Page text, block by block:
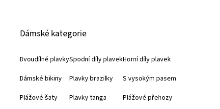
Dámské kategorie
Dvoudílné plavky
Dámské bikiny
Plážové šaty
Spodní díly plavek
Plavky brazilky
Plavky tanga
Horní díly plavek
S vysokým pasem
Plážové přehozy